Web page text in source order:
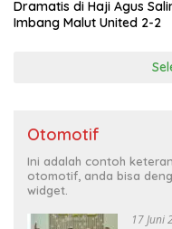
Dramatis di Haji Agus
Imbang Malut United 2-2
Otomotif
Ini adalah contoh
otomotif, anda bisa
widget.
17 Juni